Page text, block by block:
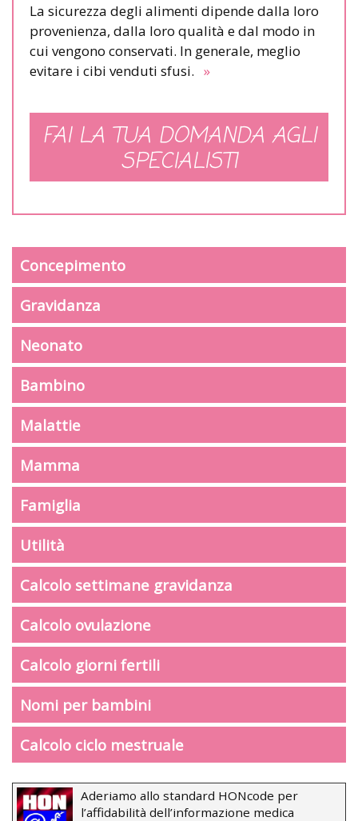
La sicurezza degli alimenti dipende dalla loro
provenienza, dalla loro qualità e dal modo in
cui vengono conservati. In generale, meglio
evitare i cibi venduti sfusi. »
FAI LA TUA DOMANDA AGLI
SPECIALISTI
Concepimento
Gravidanza
Neonato
Bambino
Malattie
Mamma
Famiglia
Utilità
Calcolo settimane gravidanza
Calcolo ovulazione
Calcolo giorni fertili
Nomi per bambini
Calcolo ciclo mestruale
Aderiamo allo standard HONcode per
l’affidabilità dell’informazione medica